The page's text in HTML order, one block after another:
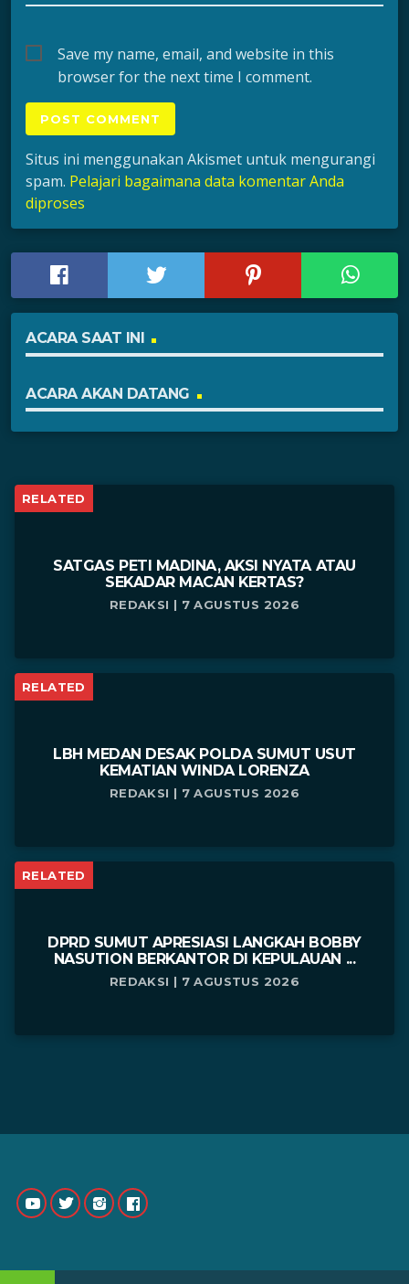
Save my name, email, and website in this
browser for the next time I comment.
Situs ini menggunakan Akismet untuk mengurangi
spam. Pelajari bagaimana data komentar Anda
diproses
ACARA SAAT INI
ACARA AKAN DATANG
RELATED
SATGAS PETI MADINA, AKSI NYATA ATAU
SEKADAR MACAN KERTAS?
REDAKSI | 7 AGUSTUS 2026
RELATED
LBH MEDAN DESAK POLDA SUMUT USUT
KEMATIAN WINDA LORENZA
REDAKSI | 7 AGUSTUS 2026
RELATED
DPRD SUMUT APRESIASI LANGKAH BOBBY
NASUTION BERKANTOR DI KEPULAUAN ...
REDAKSI | 7 AGUSTUS 2026